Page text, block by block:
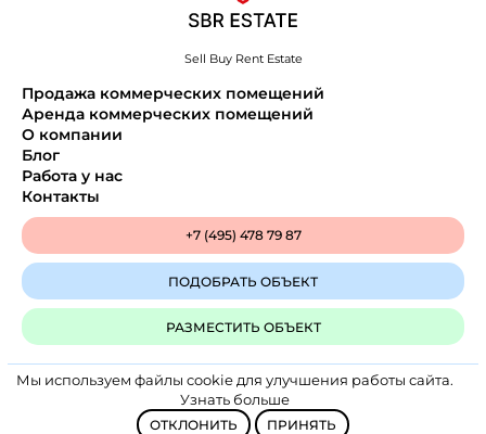
Sell Buy Rent Estate
Продажа коммерческих помещений
Аренда коммерческих помещений
О компании
Блог
Работа у нас
Контакты
+7 (495) 478 79 87
ПОДОБРАТЬ ОБЪЕКТ
РАЗМЕСТИТЬ ОБЪЕКТ
Политика конфиденциальности
SBR Estate © 2025
Мы используем файлы cookie для улучшения работы сайта.
Узнать больше
ОТКЛОНИТЬ ПРИНЯТЬ